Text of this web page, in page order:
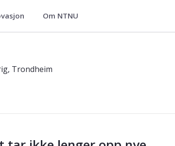
Om NTNU
– 2-årig – Trondheim
Trondheim